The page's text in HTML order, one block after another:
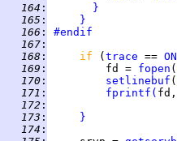
164 :
}
165 :
}
166 :
#endif
167 :
168 : if ( trace == ON
169 :
         fd =
fopen (
170 :
setlinebuf
171 : fprintf (
172 :
173 :
}
174 :